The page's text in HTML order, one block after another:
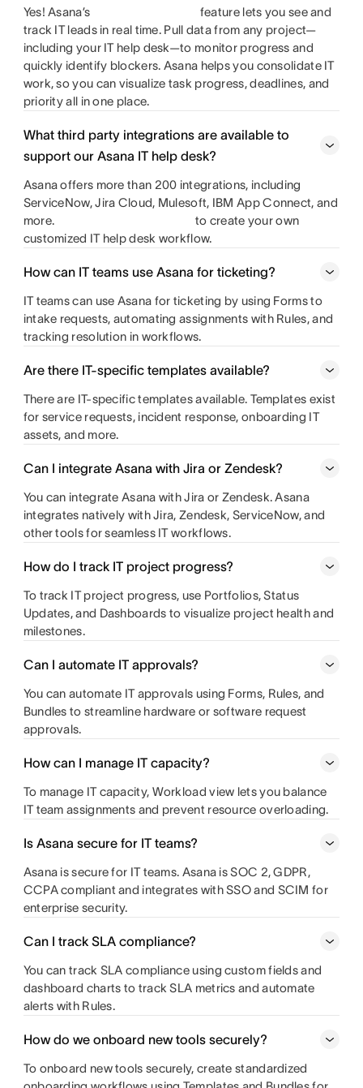
Yes! Asana’s
feature lets you see and
track IT leads in real time. Pull data from any project—
including your IT help desk—to monitor progress and
quickly identify blockers. Asana helps you consolidate IT
work, so you can visualize task progress, deadlines, and
priority all in one place.
What third party integrations are available to
support our Asana IT help desk?
Asana offers more than 200 integrations, including
ServiceNow, Jira Cloud, Mulesoft, IBM App Connect, and
more.
to create your own
customized IT help desk workflow.
How can IT teams use Asana for ticketing?
IT teams can use Asana for ticketing by using Forms to
intake requests, automating assignments with Rules, and
tracking resolution in workflows.
Are there IT-specific templates available?
There are IT-specific templates available. Templates exist
for service requests, incident response, onboarding IT
assets, and more.
Can I integrate Asana with Jira or Zendesk?
You can integrate Asana with Jira or Zendesk. Asana
integrates natively with Jira, Zendesk, ServiceNow, and
other tools for seamless IT workflows.
How do I track IT project progress?
To track IT project progress, use Portfolios, Status
Updates, and Dashboards to visualize project health and
milestones.
Can I automate IT approvals?
You can automate IT approvals using Forms, Rules, and
Bundles to streamline hardware or software request
approvals.
How can I manage IT capacity?
To manage IT capacity, Workload view lets you balance
IT team assignments and prevent resource overloading.
Is Asana secure for IT teams?
Asana is secure for IT teams. Asana is SOC 2, GDPR,
CCPA compliant and integrates with SSO and SCIM for
enterprise security.
Can I track SLA compliance?
You can track SLA compliance using custom fields and
dashboard charts to track SLA metrics and automate
alerts with Rules.
How do we onboard new tools securely?
To onboard new tools securely, create standardized